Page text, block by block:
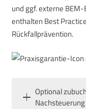
und ggf. externe
enthalten Best
Rückfallprävention.
Optional
Nachsteuerung